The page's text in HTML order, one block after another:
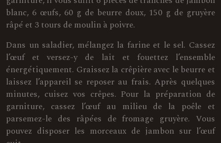
blanc, 6 œufs, 60 g de beurre doux, 150 g de gruyère
râpé et 3 tours de moulin à poivre.
Dans un saladier, mélangez la farine et le sel. Cassez
l’œuf et versez-y de lait et fouettez l’ensemble
énergétiquement. Graissez la crêpière avec le beurre et
laissez l’appareil se reposer au frais. Après quelques
minutes, cuisez vos crêpes. Pour la préparation de
garniture, cassez l’œuf au milieu de la poêle et
parsemez-le des râpées de fromage gruyère. Vous
pouvez disposer les morceaux de jambon sur l’œuf